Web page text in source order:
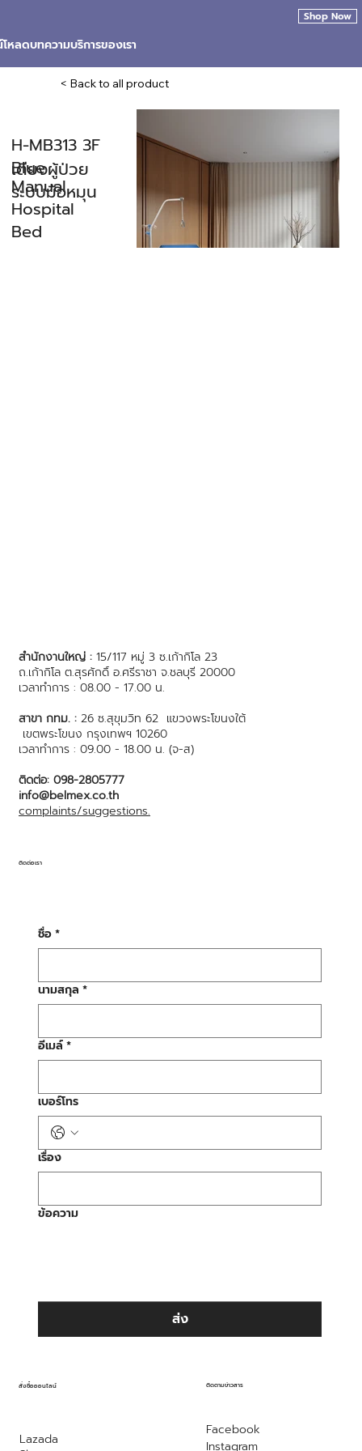
โหลดบทความบริการของเรา
Shop Now
< Back to all product
Manual
Hospital
Bed
H-MB313 3F
Blue
เตียงผู้ป่วย
ระบบมือหมุน
สำนักงานใหญ่ :15/117 หมู่ 3 ซ.เก้ากิโล 23
ถ.เก้ากิโล ต.สุรศักดิ์ อ.ศรีราชา จ.ชลบุรี 20000
เวลาทำการ : 08.00 - 17.00 น.
สาขา กทม. : 26 ซ.สุขุมวิท 62 แขวงพระโขนงใต้
เขตพระโขนง กรุงเทพฯ 10260
เวลาทำการ : 09.00 - 18.00 น. (จ-ส)
ติดต่อ: 098-2805777
info@belmex.co.th
complaints/suggestions.
Facebook
Instagram
ติดตามข่าวสาร
สั่งซื้อออนไลน์
Lazada
ชื่อ*
นามสกุล *
อีเมล์*
เบอร์โทร
เรื่อง
ข้อความ
ส่ง
ติดต่อเรา